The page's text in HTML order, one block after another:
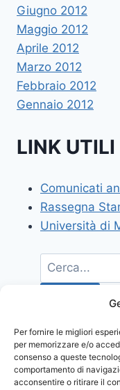
Per fornire le migliori
per memorizzare e/o
consenso a queste
comportamento di
acconsentire o ritirare il
Giugno 2012
Maggio 2012
Aprile 2012
Marzo 2012
Febbraio 2012
Gennaio 2012
LINK UTILI
Comunicati
Rassegna
Università di